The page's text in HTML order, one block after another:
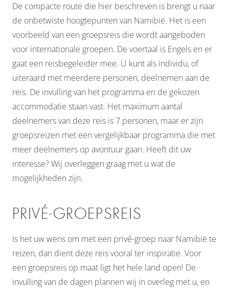
De compacte route die hier beschreven is brengt u naar
de onbetwiste hoogtepunten van Namibië. Het is een
voorbeeld van een groepsreis die wordt aangeboden
voor internationale groepen. De voertaal is Engels en er
gaat een reisbegeleider mee. U kunt als individu, of
uiteraard met meerdere personen, deelnemen aan de
reis. De invulling van het programma en de gekozen
accommodatie staan vast. Het maximum aantal
deelnemers van deze reis is 7 personen, maar er zijn
groepsreizen met een vergelijkbaar programma die met
meer deelnemers op avontuur gaan. Heeft dit uw
interesse? Wij overleggen graag met u wat de
mogelijkheden zijn.
PRIVÉ-GROEPSREIS
Is het uw wens om met een privé-groep naar Namibië te
reizen, dan dient deze reis vooral ter inspiratie. Voor
een groepsreis op maat ligt het hele land open! De
invulling van de dagen plannen wij in overleg met u, en